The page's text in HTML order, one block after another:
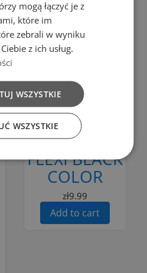
Add to Compare
Add to cart
Bąble
CHOPPING
BOARD
FLEXI BLACK
COLOR
zł9.99
Add to cart
mogą łączyć je z
które im
zebrali w wyniku
z ich usług.
WSZYSTKIE
WSZYSTKIE